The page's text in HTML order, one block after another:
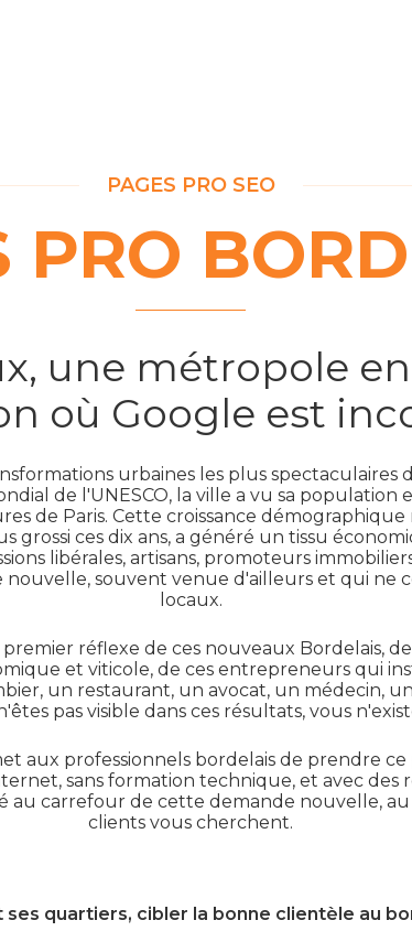
PAGES PRO SEO
PRO
une métropole
où Google est
urbaines les plus spectaculaires
de l'UNESCO, la ville a vu sa population
de Paris. Cette croissance
grossi ces dix ans, a généré un tissu
libérales, artisans, promoteurs
souvent venue d'ailleurs et qui ne
locaux.
réflexe de ces nouveaux Bordelais,
et viticole, de ces entrepreneurs qui
un restaurant, un avocat, un médecin,
pas visible dans ces résultats, vous
aux professionnels bordelais de prendre
sans formation technique, et avec des
au carrefour de cette demande nouvelle,
clients vous cherchent.
ses quartiers, cibler la bonne clientèle au